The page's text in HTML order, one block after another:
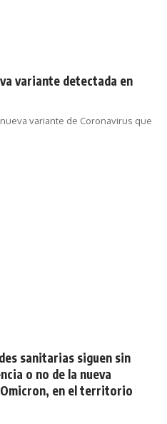
variante detectada en
variante de Coronavirus que
sanitarias siguen sin
o no de la nueva
en el territorio